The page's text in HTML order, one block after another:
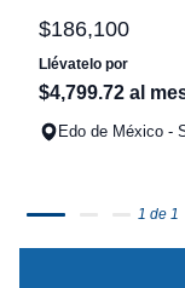
$186,100
Llévatelo por
$4,799.72 al
Edo de México -
1 de 1